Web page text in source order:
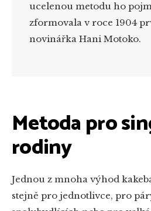
ucelenou metodu ho
zformovala v roce 1904
novinářka Hani Motoko.
Metoda pro
rodiny
Jednou z mnoha výhod
stejně pro jednotlivce, pro